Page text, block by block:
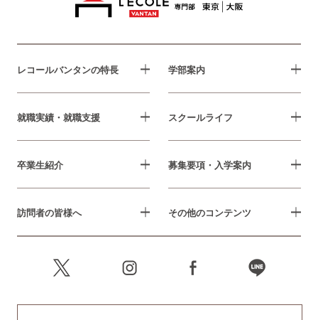
レコールバンタンの特長 学部案内
就職実績・就職支援 スクールライフ
卒業生紹介 募集要項・入学案内
訪問者の皆様へ その他のコンテンツ